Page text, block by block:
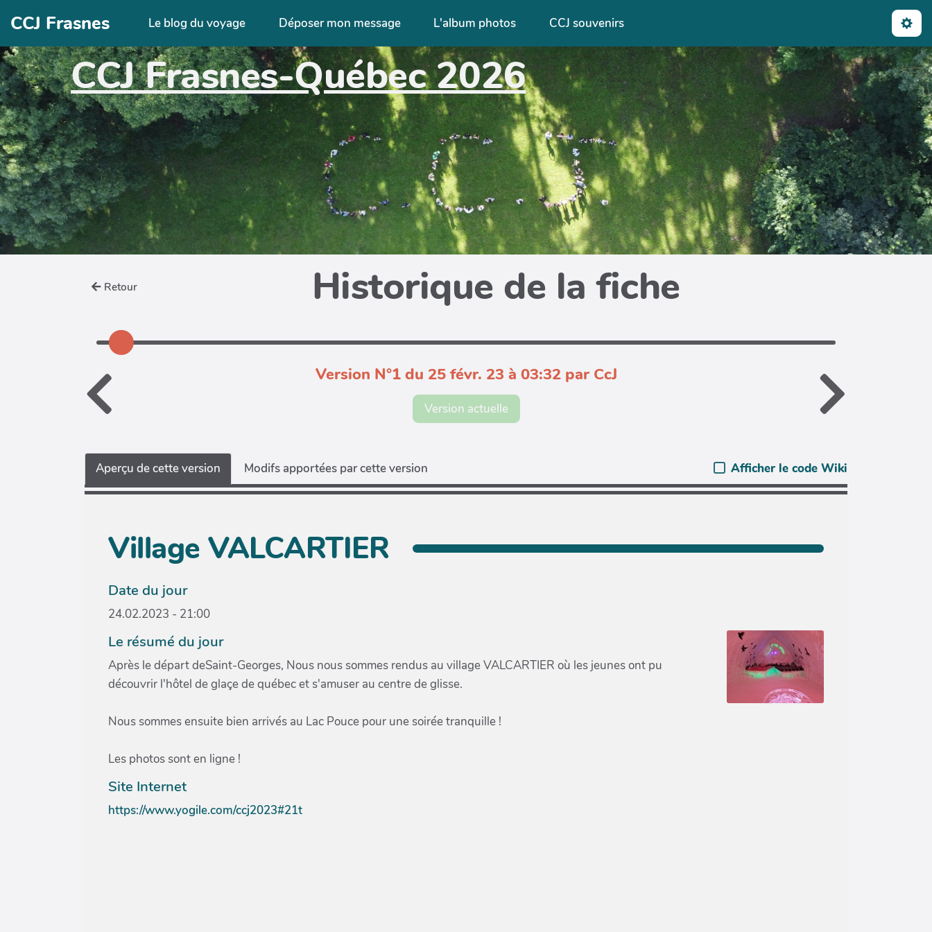
Aller au contenu principal
CCJ Frasnes Le blog du voyage Déposer mon message L'album photos CCJ souvenirs
CCJ Frasnes-Québec 2026
Retour Historique de la fiche
Version N°1 du 25 févr. 23 à 03:32 par CcJ
Version actuelle
Aperçu de cette version Modifs apportées par cette version Afficher le code Wiki
Village VALCARTIER
Date du jour
24.02.2023 - 21:00
Le résumé du jour
Après le départ deSaint-Georges, Nous nous sommes rendus au village VALCARTIER où les jeunes ont pu
découvrir l'hôtel de glaçe de québec et s'amuser au centre de glisse.
Nous sommes ensuite bien arrivés au Lac Pouce pour une soirée tranquille !
Les photos sont en ligne !
Site Internet
https://www.yogile.com/ccj2023#21t